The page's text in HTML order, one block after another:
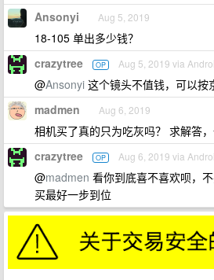
Ansonyi Aug 5, 2019
18-105 单出多少钱？
crazytree OP Aug 5, 2019 via
@Ansonyi 这个镜头不值钱，可以按
madmen Aug 6, 2019
相机买了真的只为吃灰吗？ 求解答
crazytree OP Aug 6, 2019 via
@madmen 看你到底喜不喜欢呗，
买最好一步到位